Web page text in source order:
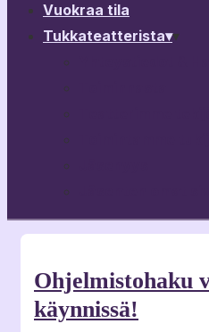
Vuokraa tila
Tukkateatterista▾▾
Ohjelmistohaku
käynnissä!